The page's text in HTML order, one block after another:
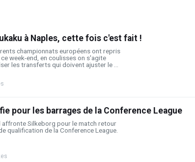
à Naples, cette fois c'est fait !
championnats européens ont repris
week-end, en coulisses on s'agite
les transferts qui doivent ajuster le ...
pour les barrages de la Conference League
affronte Silkeborg pour le match retour
qualification de la Conference League.